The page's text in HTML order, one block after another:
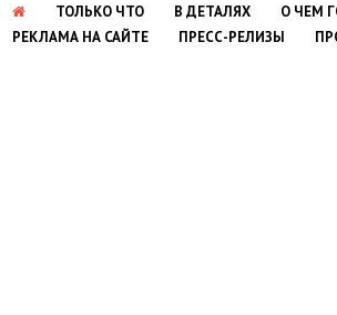
ТОЛЬКО ЧТО В ДЕТАЛЯХ
О ЧЕМ
РЕКЛАМА НА САЙТЕ
ПРЕСС-РЕЛИЗЫ